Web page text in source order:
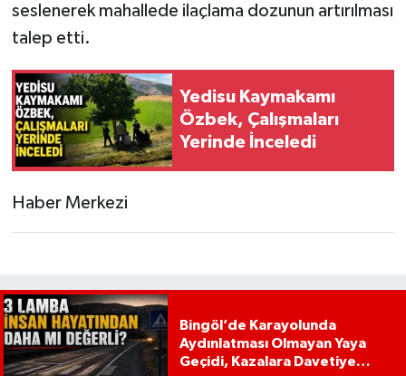
seslenerek mahallede ilaçlama dozunun artırılması
talep etti.
Yedisu Kaymakamı
Özbek, Çalışmaları
Yerinde İnceledi
Haber Merkezi
Bingöl’de Karayolunda
Aydınlatması Olmayan Yaya
Geçidi, Kazalara Davetiye